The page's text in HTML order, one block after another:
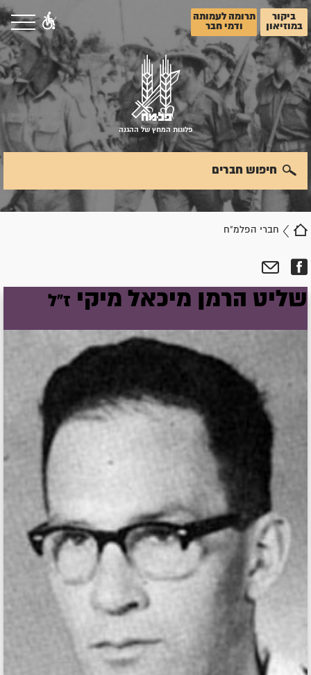
ביקור
במוזיאון
תרומה לעמותה
ודמי חבר
פלוגות המחץ של ההגנה
חברי הפלמ"ח
חיפוש חברים
שליט הרמן מיכאל מיקי ז"ל